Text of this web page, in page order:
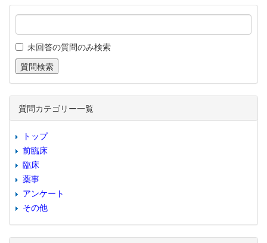
未回答の質問のみ検索
質問カテゴリー一覧
トップ
前臨床
臨床
薬事
アンケート
その他